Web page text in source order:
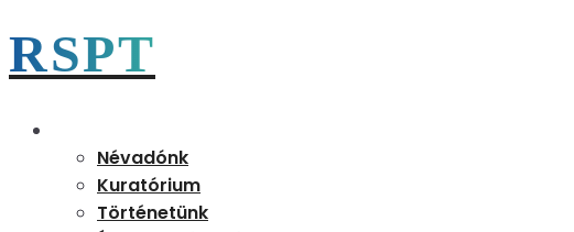
RSPT
Névadónk
Kuratórium
Történetünk